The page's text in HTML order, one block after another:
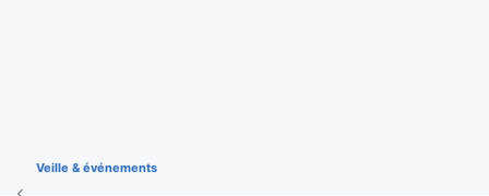
Veille & événements